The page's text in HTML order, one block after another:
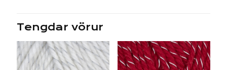
Tengdar vörur